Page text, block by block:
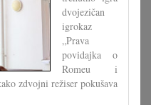
dvojezičan
igrokaz
„Prava
povidajka o
Romeu i
zdvojni režiser pokušava